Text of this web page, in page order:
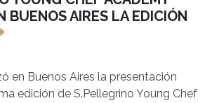
BUENOS AIRES LA EDICIÓN
en Buenos Aires la presentación
edición de S.Pellegrino Young Chef